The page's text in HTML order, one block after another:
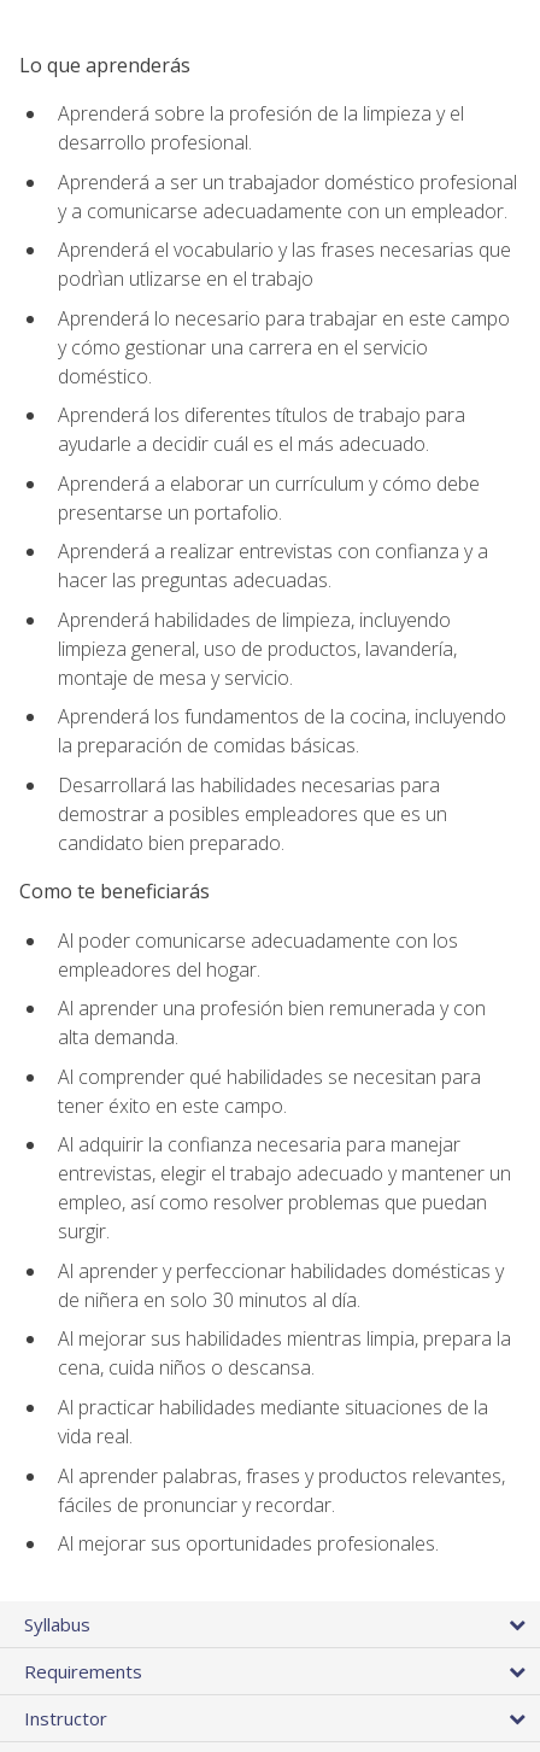
Lo que aprenderás
Aprenderá sobre la profesión de la limpieza y el
desarrollo profesional.
Aprenderá a ser un trabajador doméstico profesional
y a comunicarse adecuadamente con un empleador.
Aprenderá el vocabulario y las frases necesarias que
podrìan utlizarse en el trabajo
Aprenderá lo necesario para trabajar en este campo
y cómo gestionar una carrera en el servicio
doméstico.
Aprenderá los diferentes títulos de trabajo para
ayudarle a decidir cuál es el más adecuado.
Aprenderá a elaborar un currículum y cómo debe
presentarse un portafolio.
Aprenderá a realizar entrevistas con confianza y a
hacer las preguntas adecuadas.
Aprenderá habilidades de limpieza, incluyendo
limpieza general, uso de productos, lavandería,
montaje de mesa y servicio.
Aprenderá los fundamentos de la cocina, incluyendo
la preparación de comidas básicas.
Desarrollará las habilidades necesarias para
demostrar a posibles empleadores que es un
candidato bien preparado.
Como te beneficiarás
Al poder comunicarse adecuadamente con los
empleadores del hogar.
Al aprender una profesión bien remunerada y con
alta demanda.
Al comprender qué habilidades se necesitan para
tener éxito en este campo.
Al adquirir la confianza necesaria para manejar
entrevistas, elegir el trabajo adecuado y mantener un
empleo, así como resolver problemas que puedan
surgir.
Al aprender y perfeccionar habilidades domésticas y
de niñera en solo 30 minutos al día.
Al mejorar sus habilidades mientras limpia, prepara la
cena, cuida niños o descansa.
Al practicar habilidades mediante situaciones de la
vida real.
Al aprender palabras, frases y productos relevantes,
fáciles de pronunciar y recordar.
Al mejorar sus oportunidades profesionales.
Syllabus
Requirements
Instructor